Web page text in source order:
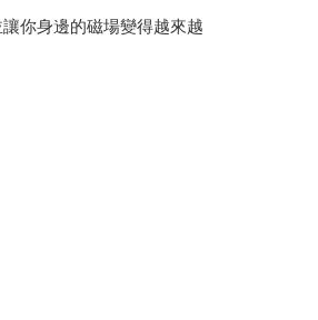
你身邊的磁場變得越來越